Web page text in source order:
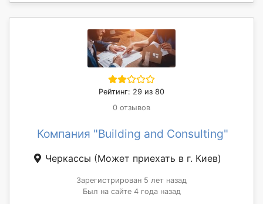
Рейтинг: 29 из 80
0 отзывов
Компания "Building and Consulting"
Черкассы (Может приехать в г. Киев)
Зарегистрирован 5 лет назад
Был на сайте 4 года назад